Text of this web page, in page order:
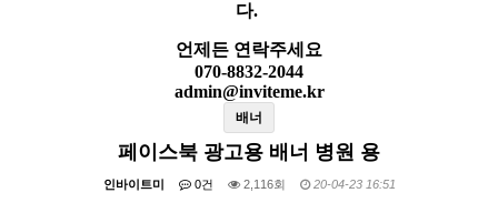
다.
언제든 연락주세요
070-8832-2044
admin@inviteme.kr
배너
페이스북 광고용 배너 병원 용
인바이트미 0건 2,116회 20-04-23 16:51